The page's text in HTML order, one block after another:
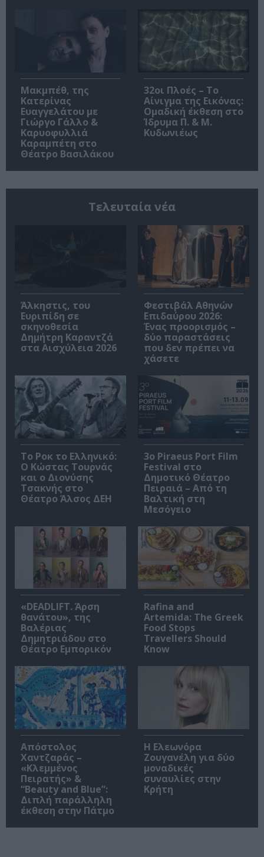
Μακμπέθ, της
Κατερίνας
Ευαγγελάτου με
Γιώργο Γάλλο &
Καρυοφυλλιά
Καραμπέτη στο
Θέατρο Βασιλάκου
32οι Πλοές – Το
Αίνιγμα της Εικόνας:
Ομαδική έκθεση στο
Ίδρυμα Π. & Μ.
Κυδωνιέως
Τελευταία νέα
Άλκηστις, του
Ευριπίδη σε
σκηνοθεσία
Δημήτρη Καραντζά
στα Αισχύλεια 2026
Φεστιβάλ Αθηνών
Επιδαύρου 2026:
Ένας προορισμός –
δύο παραστάσεις
που δεν πρέπει να
χάσετε
Το Ροκ το Ελληνικό:
Ο Κώστας Τουρνάς
και ο Διονύσης
Τσακνής στο
Θέατρο Άλσος ΔΕΗ
3o Piraeus Port Film
Festival στο
Δημοτικό Θέατρο
Πειραιά – Από τη
Βαλτική στη
Μεσόγειο
«DEADLIFT. Άρση
θανάτου», της
Βαλέριας
Δημητριάδου στο
Θέατρο Εμπορικόν
Rafina and
Artemida: The Greek
Food Stops
Travellers Should
Know
Απόστολος
Χαντζαράς –
«Κλεμμένος
Πειρατής» &
“Beauty and Blue”:
Διπλή παράλληλη
έκθεση στην Πάτμο
Η Ελεωνόρα
Ζουγανέλη για δύο
μοναδικές
συναυλίες στην
Κρήτη